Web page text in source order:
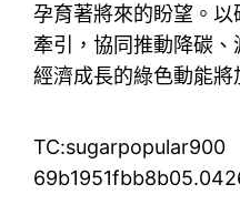
孕育著將來的盼望。以
牽引，協同推動降碳
經濟成長的綠色動能將
TC:sugarpopular900